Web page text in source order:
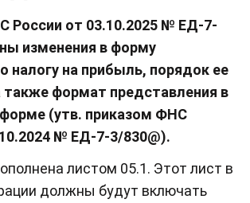
России от 03.10.2025 № ЕД-7-
изменения в форму
налогу на прибыль, порядок ее
также формат представления в
(утв. приказом ФНС
№ ЕД-7-3/830@).
листом 05.1. Этот лист в
должны будут включать